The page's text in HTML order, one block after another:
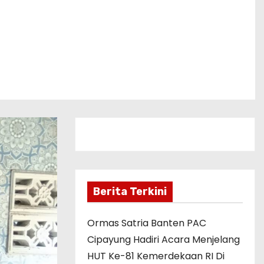
Berita Terkini
Ormas Satria Banten PAC
Cipayung Hadiri Acara Menjelang
HUT Ke-81 Kemerdekaan RI Di